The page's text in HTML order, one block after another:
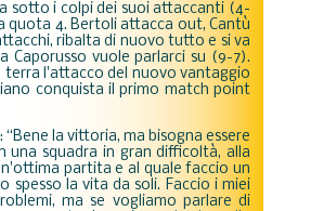
sotto i colpi dei suoi attaccanti (4-
quota 4. Bertoli attacca out, Cantù
ribalta di nuovo tutto e si va
Caporusso vuole parlarci su (9-7).
l'attacco del nuovo vantaggio
conquista il primo match point
la vittoria, ma bisogna essere
squadra in gran difficoltà, alla
partita e al quale faccio un
la vita da soli. Faccio i miei
ma se vogliamo parlare di